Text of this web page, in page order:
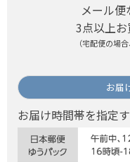
メール便
3点以上
（宅配便の場
お届
お届け時間帯を指定